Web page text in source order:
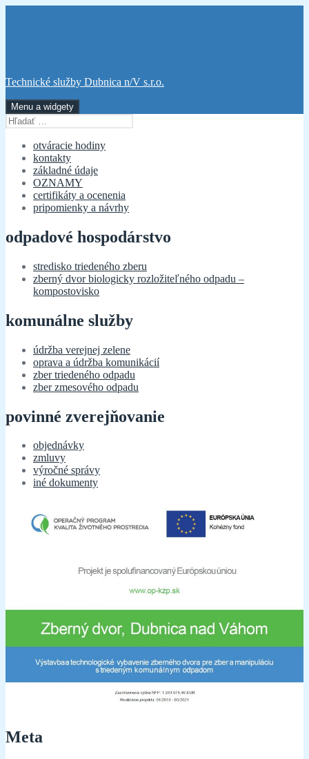
Technické služby Dubnica n/V s.r.o.
Menu a widgety
Hľadať:
otváracie hodiny
kontakty
základné údaje
OZNAMY
certifikáty a ocenenia
pripomienky a návrhy
odpadové hospodárstvo
stredisko triedeného zberu
zberný dvor biologicky rozložiteľného odpadu –
kompostovisko
komunálne služby
údržba verejnej zelene
oprava a údržba komunikácií
zber triedeného odpadu
zber zmesového odpadu
povinné zverejňovanie
objednávky
zmluvy
výročné správy
iné dokumenty
Meta